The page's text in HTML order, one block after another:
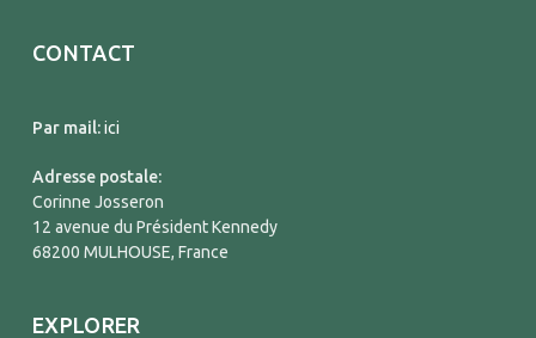
CONTACT
Par mail:ici
Adresse postale:
Corinne Josseron
12 avenue du Président Kennedy
68200 MULHOUSE, France
EXPLORER